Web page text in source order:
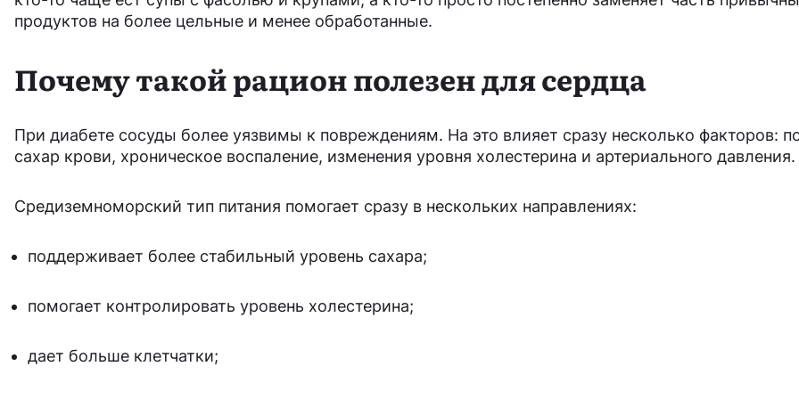
продуктов на более цельные и менее обработанные.
Почему такой рацион полезен для сердца
При диабете сосуды более уязвимы к повреждениям. На это влияет сразу несколько факторов:
сахар крови, хроническое воспаление, изменения уровня холестерина и артериального давления.
Средиземноморский тип питания помогает сразу в нескольких направлениях:
поддерживает более стабильный уровень сахара;
помогает контролировать уровень холестерина;
дает больше клетчатки;